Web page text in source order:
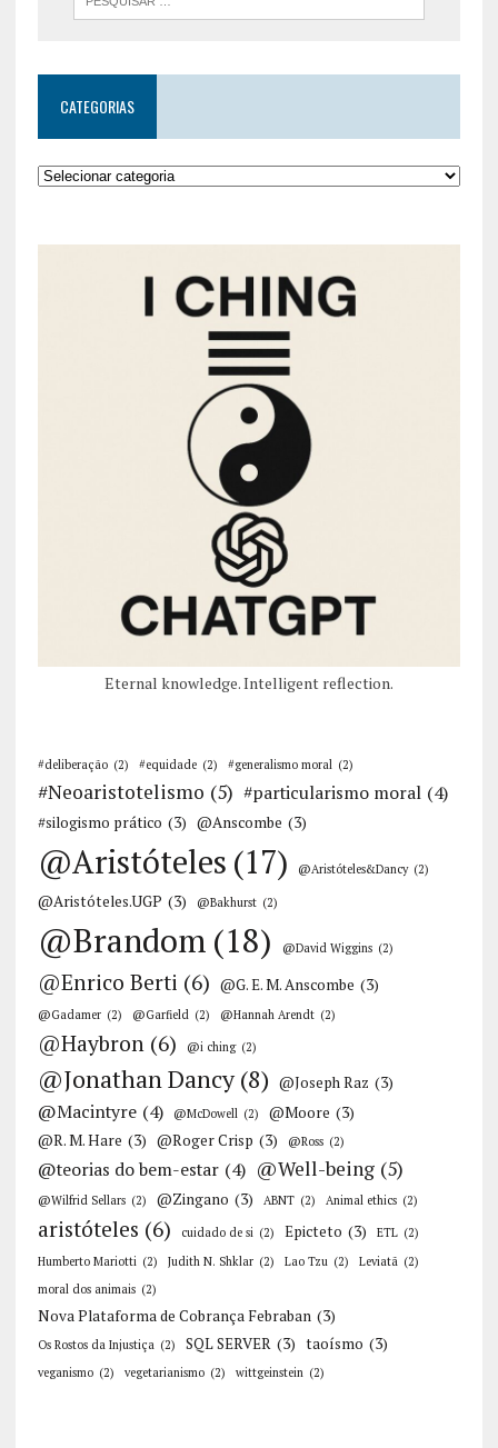
CATEGORIAS
Eternal knowledge. Intelligent reflection.
#deliberação (2) #equidade (2) #generalismo moral (2)
#Neoaristotelismo (5) #particularismo moral (4)
#silogismo prático (3) @Anscombe (3)
@Aristóteles (17) @Aristóteles&Dancy (2)
@Aristóteles.UGP (3) @Bakhurst (2)
@Brandom (18) @David Wiggins (2)
@Enrico Berti (6) @G. E. M. Anscombe (3)
@Gadamer (2) @Garfield (2) @Hannah Arendt (2)
@Haybron (6) @i ching (2)
@Jonathan Dancy (8) @Joseph Raz (3)
@Macintyre (4) @McDowell (2) @Moore (3)
@R. M. Hare (3) @Roger Crisp (3) @Ross (2)
@teorias do bem-estar (4) @Well-being (5)
@Wilfrid Sellars (2) @Zingano (3) ABNT (2) Animal ethics (2)
aristóteles (6) cuidado de si (2) Epicteto (3) ETL (2)
Humberto Mariotti (2) Judith N. Shklar (2) Lao Tzu (2) Leviatã (2)
moral dos animais (2)
Nova Plataforma de Cobrança Febraban (3)
Os Rostos da Injustiça (2) SQL SERVER (3) taoísmo (3)
veganismo (2) vegetarianismo (2) wittgeinstein (2)